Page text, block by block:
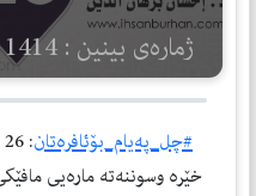
ژمارەی بینین : 1414
#چل_پەیام_بۆئافرەتان
خێرە وسوننەتە مارەیی